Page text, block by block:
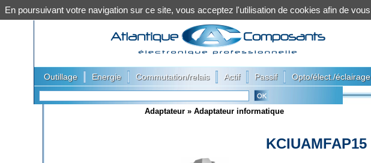
Outillage Energie Commutation/relais Actif Passif Opto/élect./éclairage
Adaptateur » Adaptateur informatique
KCIUAMFAP15
En poursuivant votre navigation sur ce site, vous acceptez l'utilisation de cookies afin de